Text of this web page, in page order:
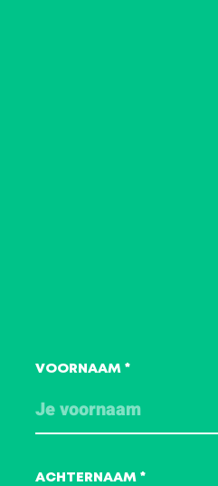
Contacteer één van
Advisors via
VOORNAAM *
ACHTERNAAM *